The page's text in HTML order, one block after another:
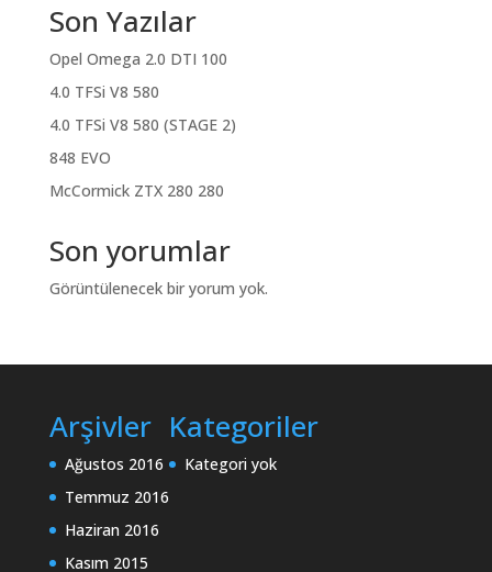
Son Yazılar
Opel Omega 2.0 DTI 100
4.0 TFSi V8 580
4.0 TFSi V8 580 (STAGE 2)
848 EVO
McCormick ZTX 280 280
Son yorumlar
Görüntülenecek bir yorum yok.
Arşivler
Ağustos 2016
Temmuz 2016
Haziran 2016
Kasım 2015
Kategoriler
Kategori yok